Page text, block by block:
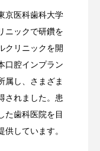
京医科歯科大学
ニックで研鑽を
クリニックを開
口腔インプラン
属し、さまざま
されました。患
た歯科医院を目
しています。